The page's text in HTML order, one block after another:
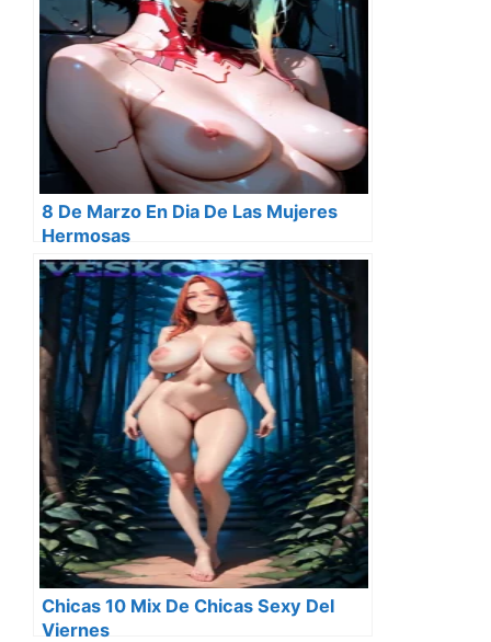
8 De Marzo En Dia De Las Mujeres
Hermosas
Chicas 10 Mix De Chicas Sexy Del
Viernes